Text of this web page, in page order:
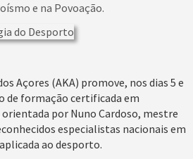
e na Povoação.
Açores (AKA) promove, nos dias 5 e
de formação certificada em
por Nuno Cardoso, mestre
especialistas nacionais em
ao desporto.